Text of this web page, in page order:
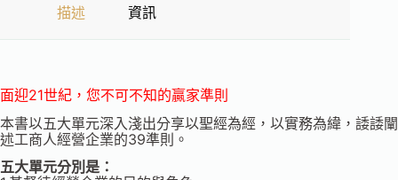
描述 資訊
面迎21世紀，您不可不知的贏家準則
本書以五大單元深入淺出分享以聖經為經，以實務為緯，諉諉闡
述工商人經營企業的39準則。
五大單元分別是：